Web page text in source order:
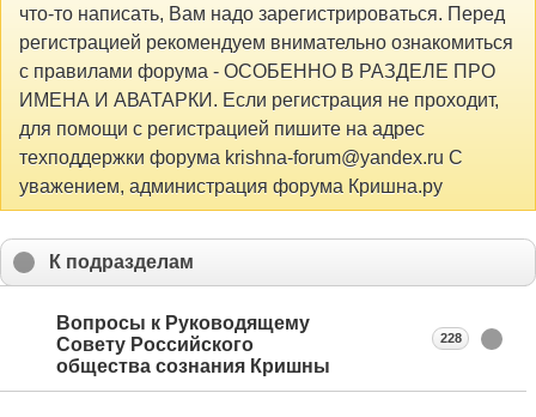
что-то написать, Вам надо зарегистрироваться. Перед
регистрацией рекомендуем внимательно ознакомиться
с правилами форума - ОСОБЕННО В РАЗДЕЛЕ ПРО
ИМЕНА И АВАТАРКИ. Если регистрация не проходит,
для помощи с регистрацией пишите на адрес
техподдержки форума krishna-forum@yandex.ru С
уважением, администрация форума Кришна.ру
К подразделам
Вопросы к Руководящему
Совету Российского
общества сознания Кришны
228